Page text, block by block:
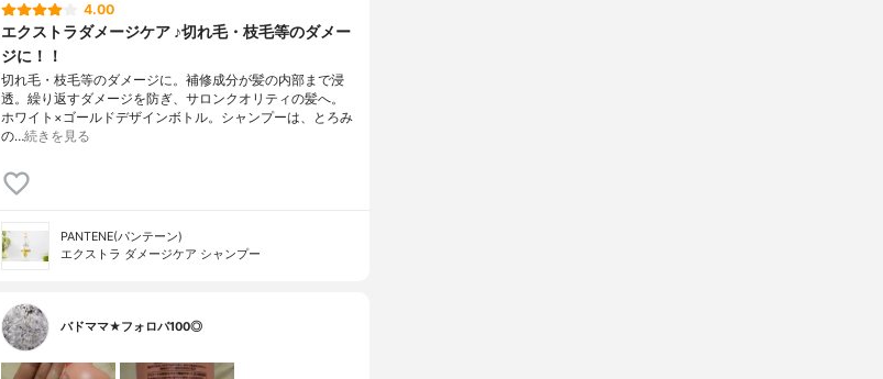
4.00
エクストラダメージケア ♪切れ毛・枝毛等のダメー
ジに！！
切れ毛・枝毛等のダメージに。補修成分が髪の内部まで浸
透。繰り返すダメージを防ぎ、サロンクオリティの髪へ。
ホワイト×ゴールドデザインボトル。シャンプーは、とろみ
の…続きを見る
PANTENE(パンテーン)
エクストラ ダメージケア シャンプー
バドママ★フォロバ100◎